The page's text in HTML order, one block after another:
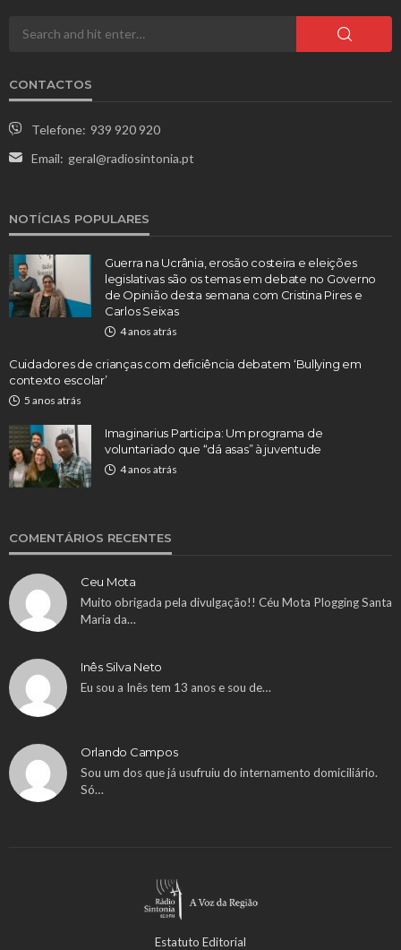
CONTACTOS
Telefone: 939 920 920
Email: geral@radiosintonia.pt
NOTÍCIAS POPULARES
Guerra na Ucrânia, erosão costeira e eleições
legislativas são os temas em debate no Governo
de Opinião desta semana com Cristina Pires e
Carlos Seixas
4 anos atrás
Cuidadores de crianças com deficiência debatem ‘Bullying em
contexto escolar’
5 anos atrás
Imaginarius Participa: Um programa de
voluntariado que “dá asas” à juventude
4 anos atrás
COMENTÁRIOS RECENTES
Ceu Mota
Muito obrigada pela divulgação!! Céu Mota Plogging Santa
Maria da…
Inês Silva Neto
Eu sou a Inês tem 13 anos e sou de…
Orlando Campos
Sou um dos que já usufruiu do internamento domiciliário.
Só…
Estatuto Editorial